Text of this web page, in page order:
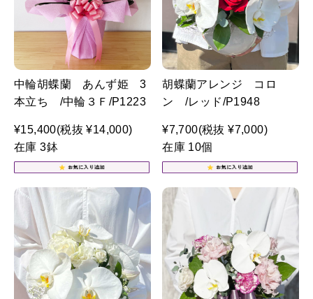
中輪胡蝶蘭 あんず姫 3
本立ち /中輪３Ｆ/P1223
¥15,400(税抜 ¥14,000)
在庫 3鉢
胡蝶蘭アレンジ コロ
ン /レッド/P1948
¥7,700(税抜 ¥7,000)
在庫 10個